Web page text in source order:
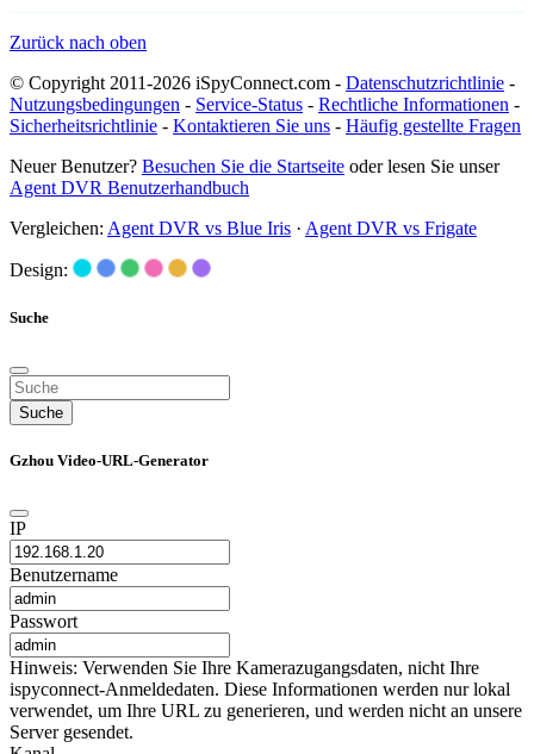
Zurück nach oben
© Copyright 2011-2026 iSpyConnect.com - Datenschutzrichtlinie -
Nutzungsbedingungen - Service-Status - Rechtliche Informationen -
Sicherheitsrichtlinie - Kontaktieren Sie uns - Häufig gestellte Fragen
Neuer Benutzer? Besuchen Sie die Startseite oder lesen Sie unser
Agent DVR Benutzerhandbuch
Vergleichen: Agent DVR vs Blue Iris · Agent DVR vs Frigate
Design:
Suche
Suche
Gzhou Video-URL-Generator
IP
Benutzername
Passwort
Hinweis: Verwenden Sie Ihre Kamerazugangsdaten, nicht Ihre
ispyconnect-Anmeldedaten. Diese Informationen werden nur lokal
verwendet, um Ihre URL zu generieren, und werden nicht an unsere
Server gesendet.